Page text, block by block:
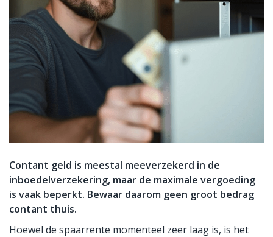
Contant geld is meestal meeverzekerd in de
inboedelverzekering, maar de maximale vergoeding
is vaak beperkt. Bewaar daarom geen groot bedrag
contant thuis.
Hoewel de spaarrente momenteel zeer laag is, is het